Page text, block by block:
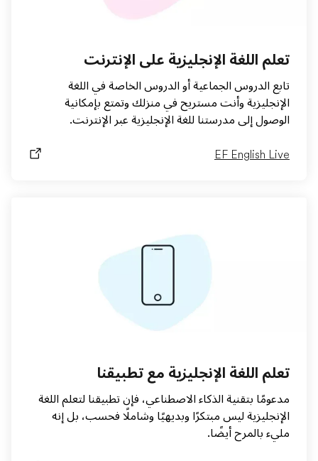
تعلم اللغة الإنجليزية على الإنترنت
تابع الدروس الجماعية أو الدروس الخاصة في اللغة
الإنجليزية وأنت مستريح في منزلك وتمتع بإمكانية
الوصول إلى مدرستنا للغة الإنجليزية عبر الإنترنت.
EF English Live
تعلم اللغة الإنجليزية مع تطبيقنا
مدعومًا بتقنية الذكاء الاصطناعي، فإن تطبيقنا لتعلم اللغة
الإنجليزية ليس مبتكرًا وبديهيًا وشاملًا فحسب، بل إنه
مليء بالمرح أيضًا.